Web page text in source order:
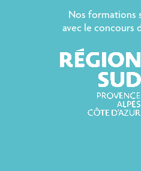
Nos formations
avec le concours